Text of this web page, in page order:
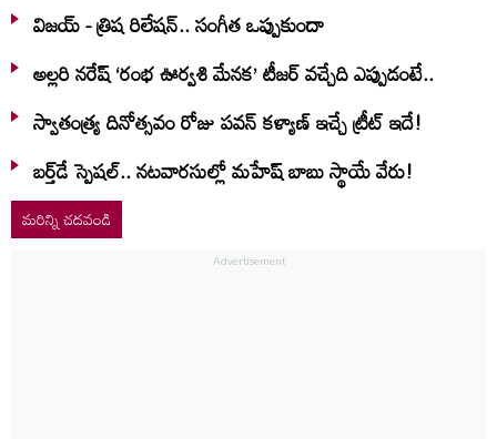
విజయ్ - త్రిష రిలేషన్.. సంగీత ఒప్పుకుందా
అల్లరి నరేష్ ‘రంభ ఊర్వశి మేనక’ టీజర్ వచ్చేది ఎప్పుడంటే..
స్వాతంత్య్ర దినోత్సవం రోజు పవన్ కళ్యాణ్ ఇచ్చే ట్రీట్ ఇదే!
బర్త్‌‌డే స్పెషల్.. నటవారసుల్లో మహేష్ బాబు స్థాయే వేరు!
మరిన్ని చదవండి